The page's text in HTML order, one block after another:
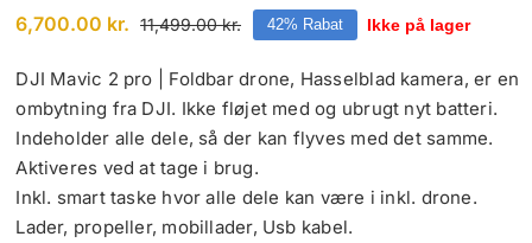
11,499.00kr.Den
pris
var:
11,499.00 kr..
6,700.00 kr.
Den
pris
er:
6,700.00 kr..
42% Rabat Ikke på lager
DJI Mavic 2 pro | Foldbar drone, Hasselblad kamera, er en
ombytning fra DJI. Ikke fløjet med og ubrugt nyt batteri.
Indeholder alle dele, så der kan flyves med det samme.
Aktiveres ved at tage i brug.
Inkl. smart taske hvor alle dele kan være i inkl. drone.
Lader, propeller, mobillader, Usb kabel.